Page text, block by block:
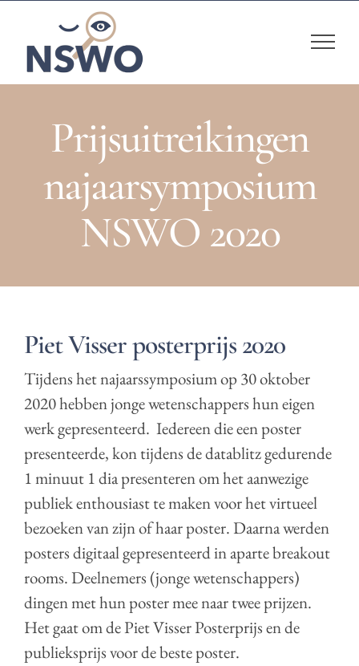
content
Prijsuitreikingen
najaarsymposium
NSWO 2020
Piet Visser posterprijs 2020
Tijdens het najaarssymposium op 30 oktober
2020 hebben jonge wetenschappers hun eigen
werk gepresenteerd. Iedereen die een poster
presenteerde, kon tijdens de datablitz gedurende
1 minuut 1 dia presenteren om het aanwezige
publiek enthousiast te maken voor het virtueel
bezoeken van zijn of haar poster. Daarna werden
posters digitaal gepresenteerd in aparte breakout
rooms. Deelnemers (jonge wetenschappers)
dingen met hun poster mee naar twee prijzen.
Het gaat om de Piet Visser Posterprijs en de
publieksprijs voor de beste poster.